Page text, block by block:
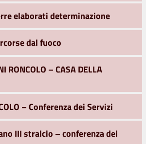
elaborati determinazione
dal fuoco
RONCOLO – CASA DELLA
– Conferenza dei Servizi
III stralcio – conferenza dei